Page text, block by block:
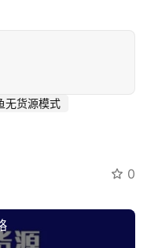
无货源模式
0